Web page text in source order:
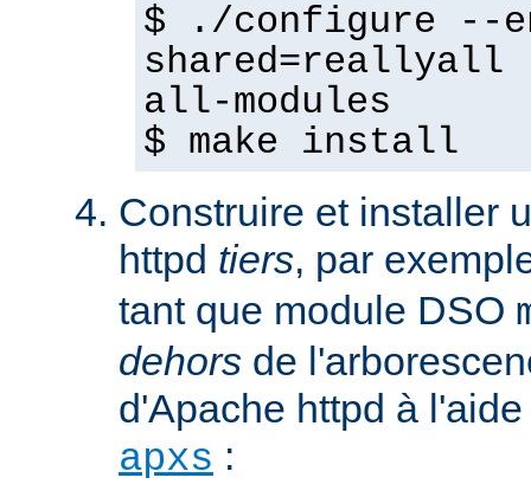
$ ./configure --
shared=reallyall
all-modules
$ make install
Construire et installer
httpd tiers, par
tant que module DSO
dehors de
d'Apache httpd à
apxs :